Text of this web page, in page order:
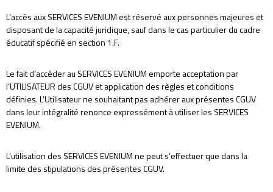
L’accès aux SERVICES EVENIUM est réservé aux personnes majeures et
disposant de la capacité juridique, sauf dans le cas particulier du cadre
éducatif spécifié en section 1.F.
Le fait d’accéder au SERVICES EVENIUM emporte acceptation par
l’UTILISATEUR des CGUV et application des règles et conditions
définies. L’Utilisateur ne souhaitant pas adhérer aux présentes CGUV
dans leur intégralité renonce expressément à utiliser les SERVICES
EVENIUM.
L’utilisation des SERVICES EVENIUM ne peut s’effectuer que dans la
limite des stipulations des présentes CGUV.